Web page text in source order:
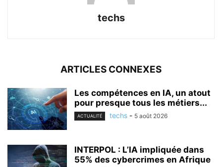
techs
ARTICLES CONNEXES
Les compétences en IA, un atout
pour presque tous les métiers...
ACTUALITÉ techs - 5 août 2026
INTERPOL : L’IA impliquée dans
55% des cybercrimes en Afrique